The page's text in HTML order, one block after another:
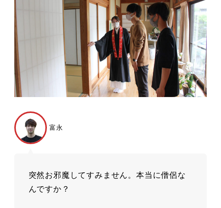
富永
突然お邪魔してすみません。本当に僧侶な
んですか？